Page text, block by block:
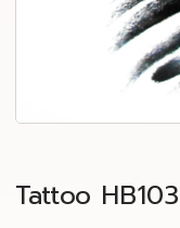
Tattoo HB103